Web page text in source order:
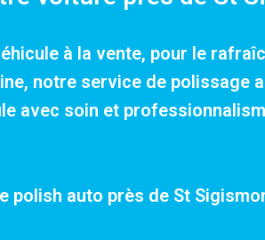
à la vente, pour le
notre service de
avec soin et
polish auto près de St